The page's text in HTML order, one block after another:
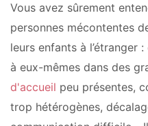
Vous avez sûrement
personnes mécontentes
leurs enfants à l’étranger
à eux-mêmes dans des
d'accueil peu présentes,
trop hétérogènes,